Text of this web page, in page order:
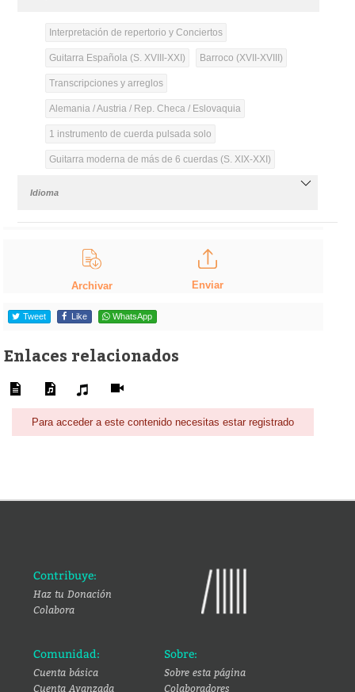
Interpretación de repertorio y Conciertos
Guitarra Española (S. XVIII-XXI) Barroco (XVII-XVIII)
Transcripciones y arreglos
Alemania / Austria / Rep. Checa / Eslovaquia
1 instrumento de cuerda pulsada solo
Guitarra moderna de más de 6 cuerdas (S. XIX-XXI)
Idioma
Archivar Enviar
Tweet Like WhatsApp
Enlaces relacionados
Para acceder a este contenido necesitas estar registrado
Contribuye:
Haz tu Donación
Colabora
Comunidad:
Cuenta básica
Cuenta Avanzada
Sobre:
Sobre esta página
Colaboradores